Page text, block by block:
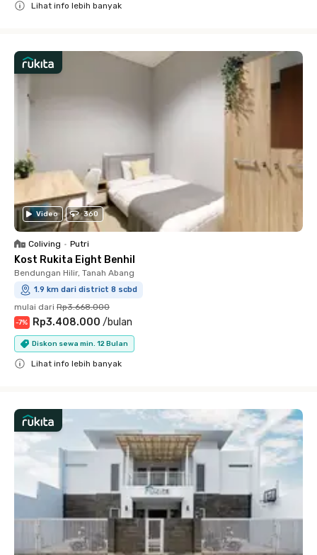
Lihat info lebih banyak
Video 360
Coliving • Putri
Kost Rukita Eight Benhil
Bendungan Hilir, Tanah Abang
1.9 km dari district 8 scbd
mulai dari Rp3.668.000
-7% Rp3.408.000 /bulan
Diskon sewa min. 12 Bulan
Lihat info lebih banyak